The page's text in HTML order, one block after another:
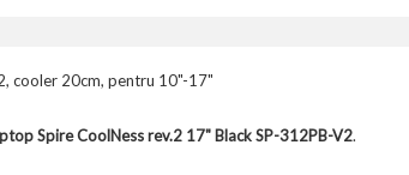
cooler 20cm, pentru 10"-17"
Spire CoolNess rev.2 17" Black SP-312PB-V2.